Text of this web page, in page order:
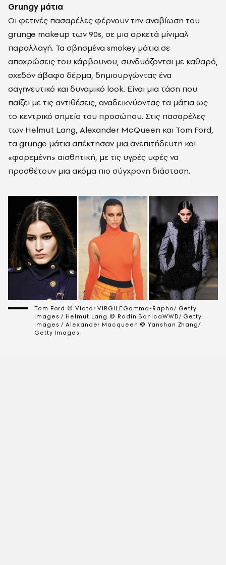
Grungy μάτια
Οι φετινές πασαρέλες φέρνουν την αναβίωση του
grunge makeup των 90s, σε μια αρκετά μίνιμαλ
παραλλαγή. Τα σβησμένα smokey μάτια σε
αποχρώσεις του κάρβουνου, συνδυάζονται με καθαρό,
σχεδόν άβαφο δέρμα, δημιουργώντας ένα
σαγηνευτικό και δυναμικό look. Είναι μια τάση που
παίζει με τις αντιθέσεις, αναδεικνύοντας τα μάτια ως
το κεντρικό σημείο του προσώπου. Στις πασαρέλες
των Helmut Lang, Alexander McQueen και Tom Ford,
τα grunge μάτια απέκτησαν μια ανεπιτήδευτη και
«φορεμένη» αισθητική, με τις υγρές υφές να
προσθέτουν μια ακόμα πιο σύγχρονη διάσταση.
Tom Ford © Victor VIRGILEGamma-Rapho/ Getty
Images / Helmut Lang © Rodin BanicaWWD/ Getty
Images / Alexander Macqueen © Yanshan Zhang/
Getty Images